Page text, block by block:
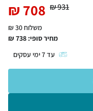
931
₪
708
₪
משלוח 30 ₪
מחיר סופי: 738
₪
עד7ימי עסקים